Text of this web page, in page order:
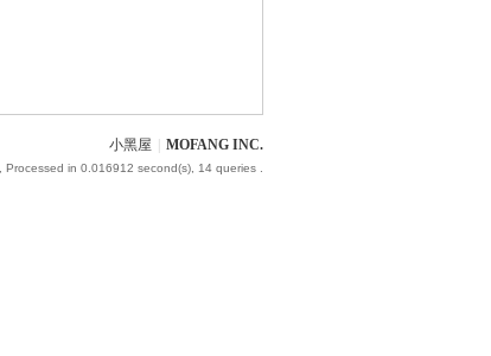
小黑屋 MOFANG INC.
, Processed in 0.016912 second(s), 14 queries .